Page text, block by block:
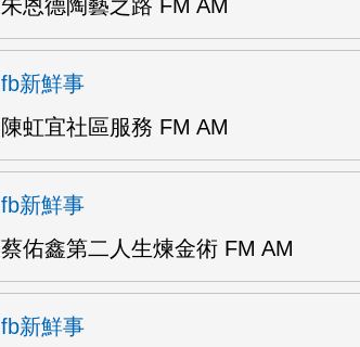
朱恩德陶藝之路 FM AM
fb新鮮事
陳虹宜社區服務 FM AM
fb新鮮事
蔡佑鑫第二人生煉金術 FM AM
fb新鮮事